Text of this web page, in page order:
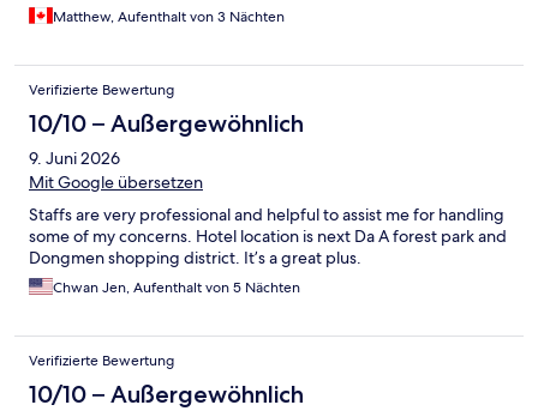
Matthew, Aufenthalt von 3 Nächten
Verifizierte Bewertung
10/10 – Außergewöhnlich
9. Juni 2026
Mit Google übersetzen
Staffs are very professional and helpful to assist me for handling
some of my concerns. Hotel location is next Da A forest park and
Dongmen shopping district. It’s a great plus.
Chwan Jen, Aufenthalt von 5 Nächten
Verifizierte Bewertung
10/10 – Außergewöhnlich